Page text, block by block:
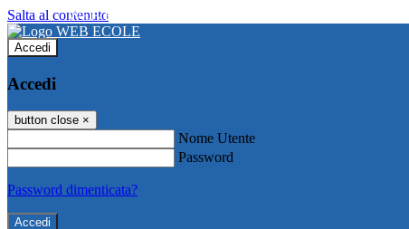
Salta al contenuto
WEB ECOLE
Accedi
Accedi
button close ×
Nome Utente
Password
Password dimenticata?